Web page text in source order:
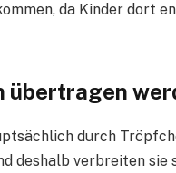
da Kinder dort
übertragen
durch
deshalb verbreiten sie